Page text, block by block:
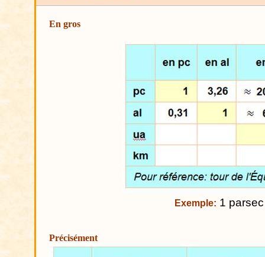
En gros
Exemple: 1
Précisément